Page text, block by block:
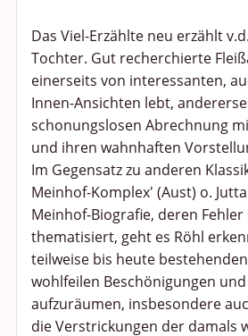
Das Viel-Erzählte neu erzählt
Tochter. Gut recherchierte
einerseits von interessanten,
Innen-Ansichten lebt,
schonungslosen Abrechnung
und ihren wahnhaften
Im Gegensatz zu anderen
Meinhof-Komplex' (Aust) o.
Meinhof-Biografie, deren Fehler
thematisiert, geht es Röhl
teilweise bis heute
wohlfeilen Beschönigungen
aufzuräumen, insbesondere
die Verstrickungen der damals